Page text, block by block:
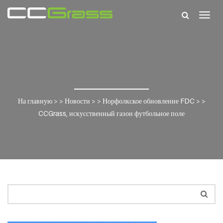
На главную> > Новости > > Норфолкское обновление FDC > >
CCGrass, искусственный газон футбольное поле